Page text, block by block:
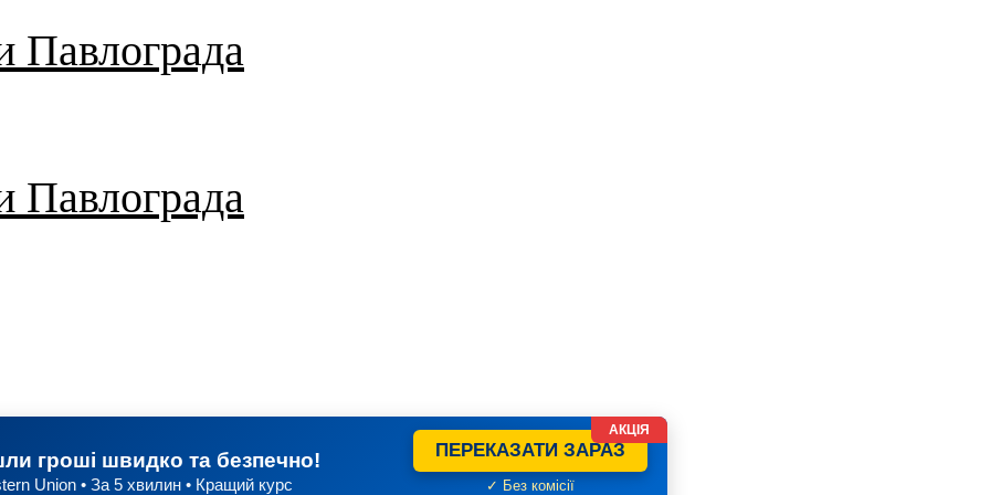
Павлограда
Павлограда
гроші швидко та безпечно!
Union • За 5 хвилин • Кращий курс
ПЕРЕКАЗАТИ ЗАРАЗ
✓ Без комісії
АКЦІЯ